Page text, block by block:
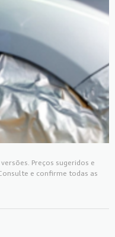
Preços sugeridos e
e confirme todas as